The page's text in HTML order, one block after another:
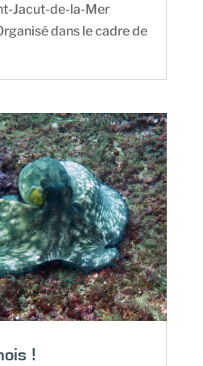
Jacut-de-la-Mer
dans le cadre de
!